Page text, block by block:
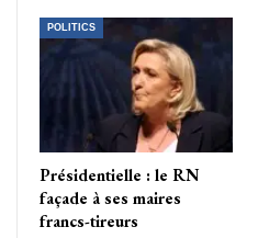
POLITICS
Présidentielle : le RN
façade à ses maires
francs-tireurs